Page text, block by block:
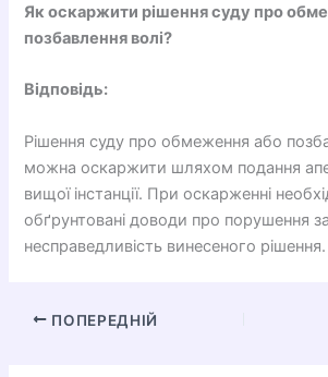
Як оскаржити рішення суду про
позбавлення волі?
Відповідь:
Рішення суду про обмеження або
можна оскаржити шляхом подання
вищої інстанції. При оскарженні
обґрунтовані доводи про порушення
несправедливість винесеного рішення.
ПОПЕРЕДНІЙ